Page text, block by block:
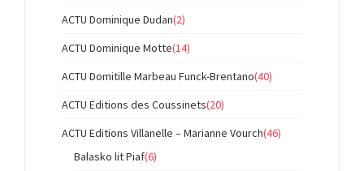
ACTU Dominique Dudan(2)
ACTU Dominique Motte(14)
ACTU Domitille Marbeau Funck-Brentano(40)
ACTU Editions des Coussinets(20)
ACTU Editions Villanelle – Marianne Vourch(46)
Balasko lit Piaf(6)